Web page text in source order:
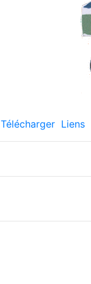
Télécharger Liens